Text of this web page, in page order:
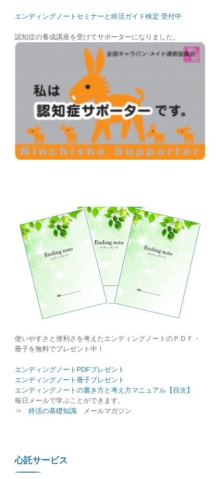
エンディングノートセミナーと終活ガイド検定 受付中
認知症の養成講座を受けてサポーターになりました。
使いやすさと便利さを考えたエンディングノートのＰＤＦ・
冊子を無料でプレゼント中！
エンディングノートPDFプレゼント
エンディングノート冊子プレゼント
エンディングノートの書き方と考え方マニュアル【目次】
毎日メールで学ぶことができます。
⇒ 終活の基礎知識 メールマガジン
心託サービス